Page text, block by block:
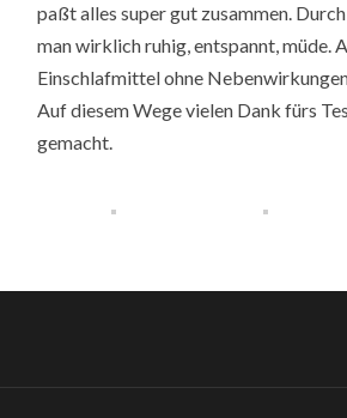
paßt alles super gut zusammen.
man wirklich ruhig, entspannt, müde.
Einschlafmittel ohne
Auf diesem Wege vielen Dank fürs
gemacht.